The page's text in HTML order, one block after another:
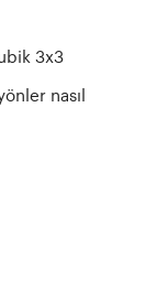
3x3
nasıl